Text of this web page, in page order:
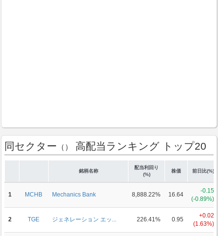
同セクター （） 高配当ランキング トップ20
銘柄名称
配当利回り
(%)
株価 前日比(%)
1 MCHB Mechanics Bank 8,888.22% 16.64
-0.15
(-0.89%)
2 TGE ジェネレーション エッ... 226.41% 0.95
+0.02
(1.63%)